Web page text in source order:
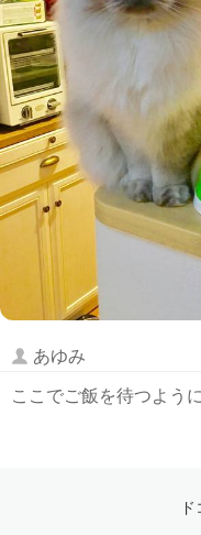
あゆみ
ここでご飯を待つよう